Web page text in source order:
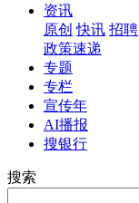
资讯
原创 快讯 招聘
政策速递
专题
专栏
宣传年
AI播报
搜银行
搜索